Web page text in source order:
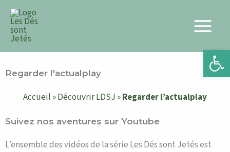
Aller
contenu
Regarder l'actualplay
Accueil »Découvrir LDSJ »Regarder l’actualplay
Suivez nos aventures sur Youtube
L’ensemble des vidéos de la série Les Dés sont Jetés est
Ouvrir